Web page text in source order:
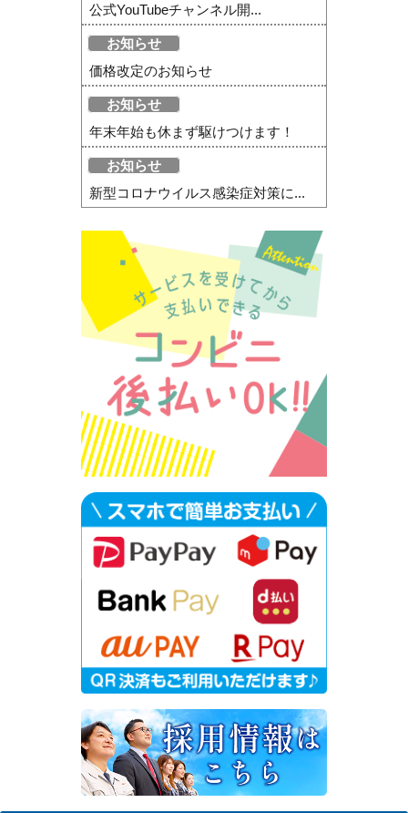
公式YouTubeチャンネル開...
お知らせ
価格改定のお知らせ
お知らせ
年末年始も休まず駆けつけます！
お知らせ
新型コロナウイルス感染症対策に...